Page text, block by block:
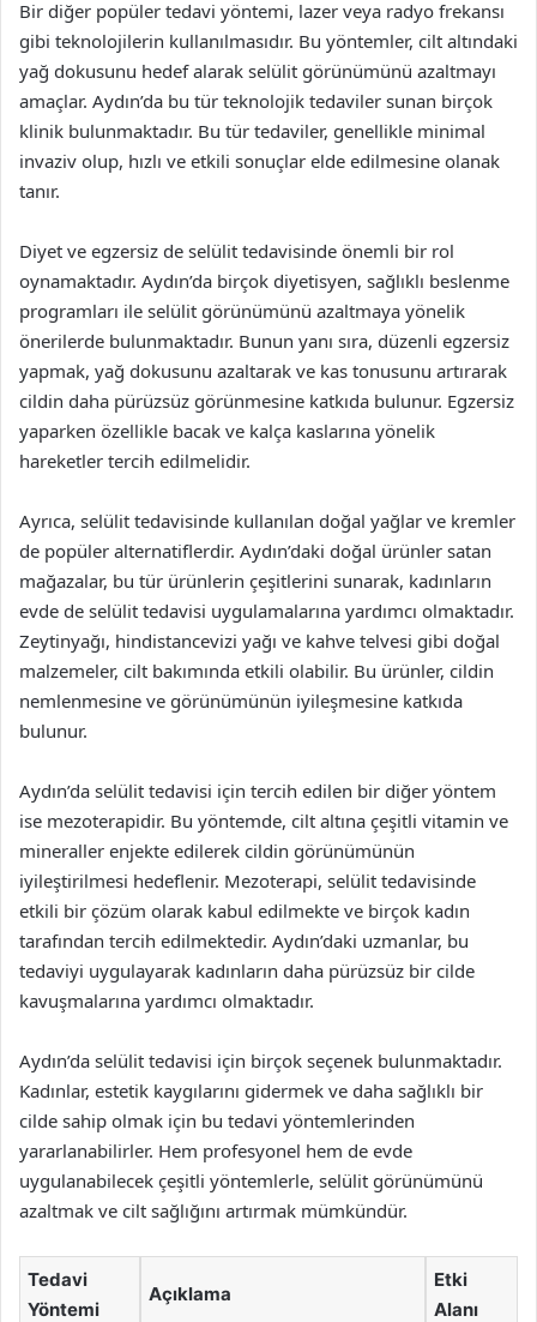
Bir diğer popüler tedavi yöntemi, lazer veya radyo frekansı
gibi teknolojilerin kullanılmasıdır. Bu yöntemler, cilt altındaki
yağ dokusunu hedef alarak selülit görünümünü azaltmayı
amaçlar. Aydın’da bu tür teknolojik tedaviler sunan birçok
klinik bulunmaktadır. Bu tür tedaviler, genellikle minimal
invaziv olup, hızlı ve etkili sonuçlar elde edilmesine olanak
tanır.
Diyet ve egzersiz de selülit tedavisinde önemli bir rol
oynamaktadır. Aydın’da birçok diyetisyen, sağlıklı beslenme
programları ile selülit görünümünü azaltmaya yönelik
önerilerde bulunmaktadır. Bunun yanı sıra, düzenli egzersiz
yapmak, yağ dokusunu azaltarak ve kas tonusunu artırarak
cildin daha pürüzsüz görünmesine katkıda bulunur. Egzersiz
yaparken özellikle bacak ve kalça kaslarına yönelik
hareketler tercih edilmelidir.
Ayrıca, selülit tedavisinde kullanılan doğal yağlar ve kremler
de popüler alternatiflerdir. Aydın’daki doğal ürünler satan
mağazalar, bu tür ürünlerin çeşitlerini sunarak, kadınların
evde de selülit tedavisi uygulamalarına yardımcı olmaktadır.
Zeytinyağı, hindistancevizi yağı ve kahve telvesi gibi doğal
malzemeler, cilt bakımında etkili olabilir. Bu ürünler, cildin
nemlenmesine ve görünümünün iyileşmesine katkıda
bulunur.
Aydın’da selülit tedavisi için tercih edilen bir diğer yöntem
ise mezoterapidir. Bu yöntemde, cilt altına çeşitli vitamin ve
mineraller enjekte edilerek cildin görünümünün
iyileştirilmesi hedeflenir. Mezoterapi, selülit tedavisinde
etkili bir çözüm olarak kabul edilmekte ve birçok kadın
tarafından tercih edilmektedir. Aydın’daki uzmanlar, bu
tedaviyi uygulayarak kadınların daha pürüzsüz bir cilde
kavuşmalarına yardımcı olmaktadır.
Aydın’da selülit tedavisi için birçok seçenek bulunmaktadır.
Kadınlar, estetik kaygılarını gidermek ve daha sağlıklı bir
cilde sahip olmak için bu tedavi yöntemlerinden
yararlanabilirler. Hem profesyonel hem de evde
uygulanabilecek çeşitli yöntemlerle, selülit görünümünü
azaltmak ve cilt sağlığını artırmak mümkündür.
Tedavi
Yöntemi
Açıklama
Etki
Alanı